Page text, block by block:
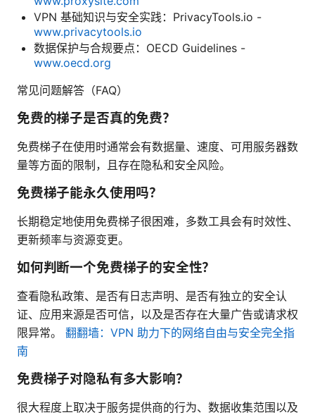
VPN 基础知识与安全实践：PrivacyTools.io -
www.privacytools.io
数据保护与合规要点：OECD Guidelines -
www.oecd.org
常见问题解答（FAQ）
免费的梯子是否真的免费？
免费梯子在使用时通常会有数据量、速度、可用服务器数
量等方面的限制，且存在隐私和安全风险。
免费梯子能永久使用吗？
长期稳定地使用免费梯子很困难，多数工具会有时效性、
更新频率与资源变更。
如何判断一个免费梯子的安全性？
查看隐私政策、是否有日志声明、是否有独立的安全认
证、应用来源是否可信，以及是否存在大量广告或请求权
限异常。 翻翻墙：VPN 助力下的网络自由与安全完全指
南
免费梯子对隐私有多大影响？
很大程度上取决于服务提供商的行为、数据收集范围以及